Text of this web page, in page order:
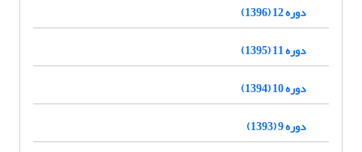
دوره 12 (1396)
دوره 11 (1395)
دوره 10 (1394)
دوره 9 (1393)